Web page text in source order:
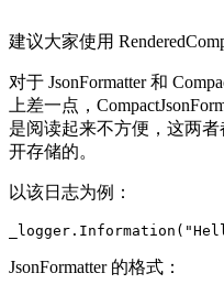
建议大家使用
对于 JsonFormatter 和
上差一点，
是阅读起来不方便，这两
开存储的。
以该日志为例：
JsonFormatter 的格式：